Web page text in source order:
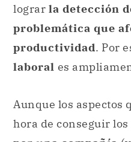
lograr la detección
problemática que
productividad. Por
laboral es
Aunque los aspectos
hora de conseguir los